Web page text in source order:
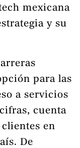
mexicana
y su
para las
a servicios
cuenta
en
De